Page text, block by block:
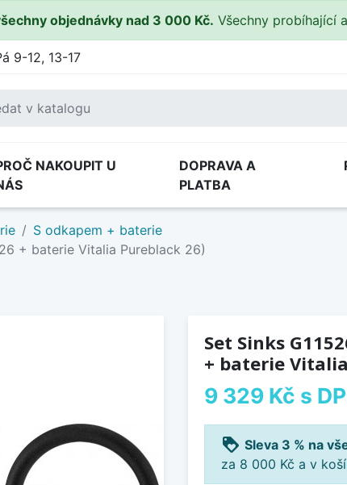
objednávky nad 3 000 Kč. Všechny probíhající
9-12, 13-17
NAKOUPIT U
DOPRAVA A
PLATBA
S odkapem + baterie
+ baterie Vitalia Pureblack 26)
Set Sinks
+ baterie
9 329 Kč s
loyalty Sleva 3 % na
za 8 000 Kč a v